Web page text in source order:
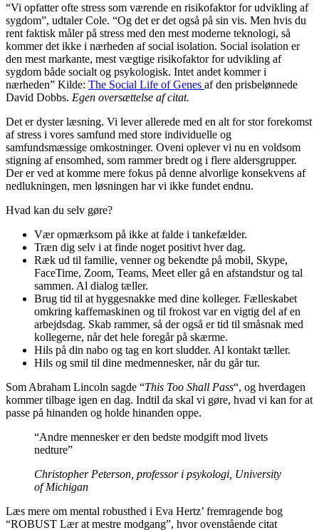
“Vi opfatter ofte stress som værende en risikofaktor for udvikling af
sygdom”, udtaler Cole. “Og det er det også på sin vis. Men hvis du
rent faktisk måler på stress med den mest moderne teknologi, så
kommer det ikke i nærheden af social isolation. Social isolation er
den mest markante, mest vægtige risikofaktor for udvikling af
sygdom både socialt og psykologisk. Intet andet kommer i
nærheden” Kilde: The Social Life of Genes af den prisbelønnede
David Dobbs. Egen oversættelse af citat.
Det er dyster læsning. Vi lever allerede med en alt for stor forekomst
af stress i vores samfund med store individuelle og
samfundsmæssige omkostninger. Oveni oplever vi nu en voldsom
stigning af ensomhed, som rammer bredt og i flere aldersgrupper.
Der er ved at komme mere fokus på denne alvorlige konsekvens af
nedlukningen, men løsningen har vi ikke fundet endnu.
Hvad kan du selv gøre?
Vær opmærksom på ikke at falde i tankefælder.
Træn dig selv i at finde noget positivt hver dag.
Ræk ud til familie, venner og bekendte på mobil, Skype,
FaceTime, Zoom, Teams, Meet eller gå en afstandstur og tal
sammen. Al dialog tæller.
Brug tid til at hyggesnakke med dine kolleger. Fælleskabet
omkring kaffemaskinen og til frokost var en vigtig del af en
arbejdsdag. Skab rammer, så der også er tid til småsnak med
kollegerne, når det hele foregår på skærme.
Hils på din nabo og tag en kort sludder. Al kontakt tæller.
Hils og smil til dine medmennesker, når du går tur.
Som Abraham Lincoln sagde “This Too Shall Pass“, og hverdagen
kommer tilbage igen en dag. Indtil da skal vi gøre, hvad vi kan for at
passe på hinanden og holde hinanden oppe.
“Andre mennesker er den bedste modgift mod livets
nedture”
Christopher Peterson, professor i psykologi, University
of Michigan
Læs mere om mental robusthed i Eva Hertz’ fremragende bog
“ROBUST Lær at mestre modgang”, hvor ovenstående citat